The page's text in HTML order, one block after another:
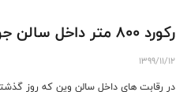
رکورد ۸۰۰ متر داخل سالن جوانان جهان شکسته شد
1399/11/12
در رقابت های داخل سالن وین که روز